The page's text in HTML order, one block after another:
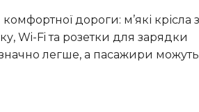
Wi-Fi та розетки для зарядки
легше, а пасажири можуть